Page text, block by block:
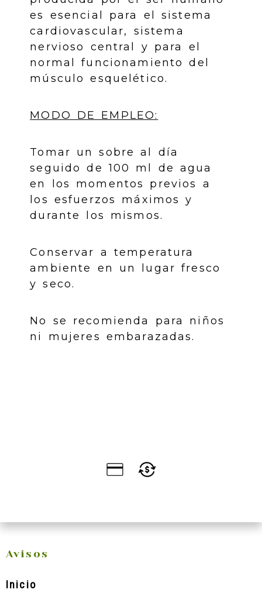
es esencial para el sistema
cardiovascular, sistema
nervioso central y para el
normal funcionamiento del
músculo esquelético.
MODO DE EMPLEO:
Tomar un sobre al día
seguido de 100 ml de agua
en los momentos previos a
los esfuerzos máximos y
durante los mismos.
Conservar a temperatura
ambiente en un lugar fresco
y seco.
No se recomienda para niños
ni mujeres embarazadas.
Avisos
Inicio